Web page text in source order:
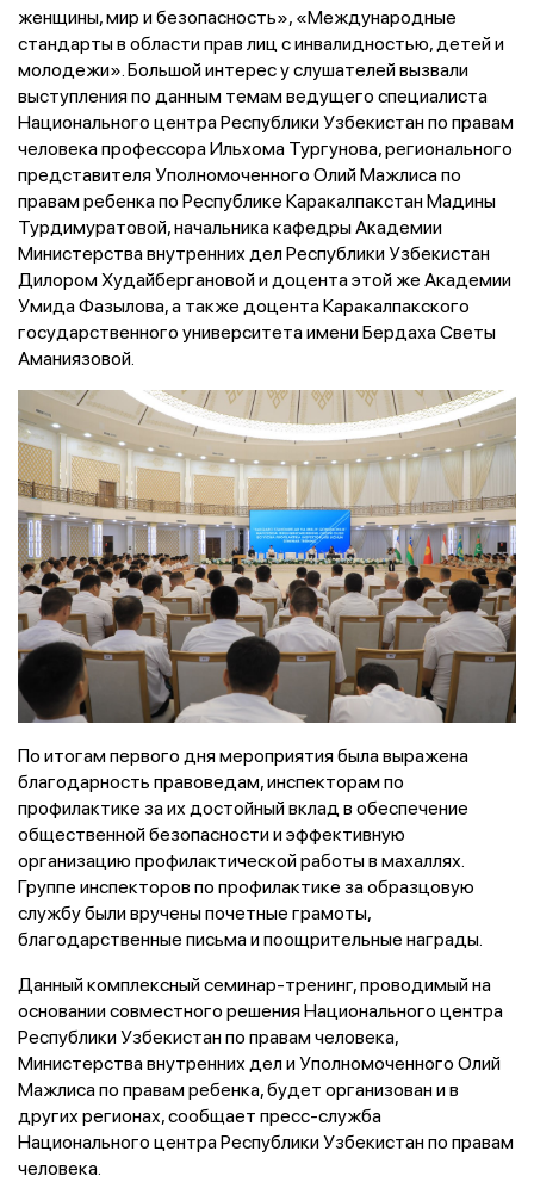
женщины, мир и безопасность», «Международные
стандарты в области прав лиц с инвалидностью, детей и
молодежи». Большой интерес у слушателей вызвали
выступления по данным темам ведущего специалиста
Национального центра Республики Узбекистан по правам
человека профессора Ильхома Тургунова, регионального
представителя Уполномоченного Олий Мажлиса по
правам ребенка по Республике Каракалпакстан Мадины
Турдимуратовой, начальника кафедры Академии
Министерства внутренних дел Республики Узбекистан
Дилором Худайбергановой и доцента этой же Академии
Умида Фазылова, а также доцента Каракалпакского
государственного университета имени Бердаха Светы
Аманиязовой.
По итогам первого дня мероприятия была выражена
благодарность правоведам, инспекторам по
профилактике за их достойный вклад в обеспечение
общественной безопасности и эффективную
организацию профилактической работы в махаллях.
Группе инспекторов по профилактике за образцовую
службу были вручены почетные грамоты,
благодарственные письма и поощрительные награды.
Данный комплексный семинар-тренинг, проводимый на
основании совместного решения Национального центра
Республики Узбекистан по правам человека,
Министерства внутренних дел и Уполномоченного Олий
Мажлиса по правам ребенка, будет организован и в
других регионах, сообщает пресс-служба
Национального центра Республики Узбекистан по правам
человека.